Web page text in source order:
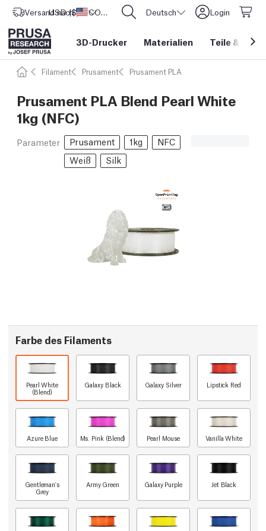
Versand nach Vereinigte Staaten
USD ($) CORE One L: Jetzt auf Lager! Deutsch Login
3D-Drucker Materialien Teile &
Filament Prusament Prusament PLA
Prusament PLA Blend Pearl White
1kg (NFC)
Parameter Prusament 1kg
NFC
Weiß
Silk
Farbe des Filaments
Pearl White
(Blend)
Galaxy Black Galaxy Silver Lipstick Red
Azure Blue Ms. Pink (Blend) Pearl Mouse Vanilla White
Gentleman's
Grey
Army Green Galaxy Purple Jet Black